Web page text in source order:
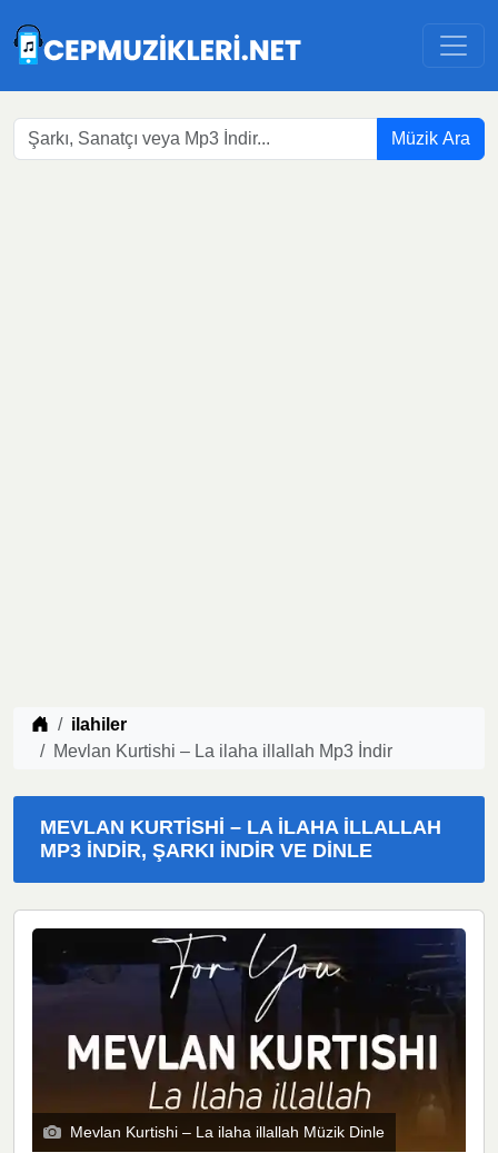
Müzik Ara
Müzik indir
ilahiler
Mevlan Kurtishi – La ilaha illallah Mp3 İndir
MEVLAN KURTISHI – LA ILAHA ILLALLAH
MP3 İNDIR, ŞARKI İNDIR VE DINLE
Mevlan Kurtishi – La ilaha illallah Müzik Dinle